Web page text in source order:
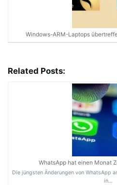
Windows-ARM-Laptops
Related Posts:
WhatsApp hat einen Monat
Die jüngsten Änderungen von WhatsApp
in…